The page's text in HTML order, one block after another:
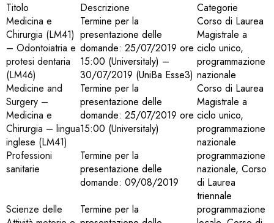
Titolo
Descrizione
Categorie
Medicina e
Chirurgia (LM41)
– Odontoiatria e
protesi dentaria
(LM46)
Termine per la
presentazione delle
domande: 25/07/2019 ore
15:00 (Universitaly) –
30/07/2019 (UniBa Esse3)
Corso di Laurea
Magistrale a
ciclo unico,
programmazione
nazionale
Medicine and
Surgery –
Medicina e
Chirurgia – lingua
inglese (LM41)
Termine per la
presentazione delle
domande: 25/07/2019 ore
15:00 (Universitaly)
Corso di Laurea
Magistrale a
ciclo unico,
programmazione
nazionale
Professioni
sanitarie
Termine per la
presentazione delle
domande: 09/08/2019
programmazione
nazionale, Corso
di Laurea
triennale
Scienze delle
Termine per la
programmazione